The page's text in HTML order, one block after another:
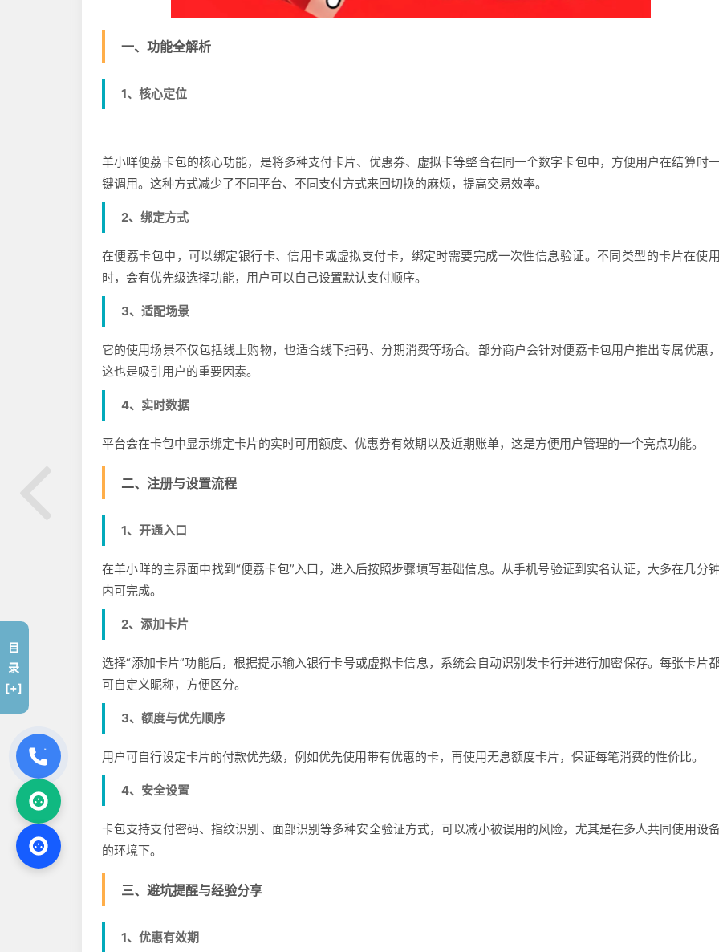
一、功能全解析
1、核心定位
羊小咩便荔卡包的核心功能，是将多种支付卡片、优惠券、虚拟卡等整合在同一个数字卡包中，方便用户在结算时
键调用。这种方式减少了不同平台、不同支付方式来回切换的麻烦，提高交易效率。
2、绑定方式
在便荔卡包中，可以绑定银行卡、信用卡或虚拟支付卡，绑定时需要完成一次性信息验证。不同类型的卡片在使
时，会有优先级选择功能，用户可以自己设置默认支付顺序。
3、适配场景
它的使用场景不仅包括线上购物，也适合线下扫码、分期消费等场合。部分商户会针对便荔卡包用户推出专属优惠
这也是吸引用户的重要因素。
4、实时数据
平台会在卡包中显示绑定卡片的实时可用额度、优惠券有效期以及近期账单，这是方便用户管理的一个亮点功能。
二、注册与设置流程
1、开通入口
在羊小咩的主界面中找到“便荔卡包”入口，进入后按照步骤填写基础信息。从手机号验证到实名认证，大多在几分
内可完成。
2、添加卡片
选择“添加卡片”功能后，根据提示输入银行卡号或虚拟卡信息，系统会自动识别发卡行并进行加密保存。每张卡片
可自定义昵称，方便区分。
3、额度与优先顺序
用户可自行设定卡片的付款优先级，例如优先使用带有优惠的卡，再使用无息额度卡片，保证每笔消费的性价比。
4、安全设置
卡包支持支付密码、指纹识别、面部识别等多种安全验证方式，可以减小被误用的风险，尤其是在多人共同使用设
的环境下。
三、避坑提醒与经验分享
1、优惠有效期
目
录
[+]